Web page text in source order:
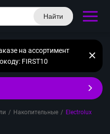
Найти
на ассортимент
FIRST10
/ Накопительные / Electrolux